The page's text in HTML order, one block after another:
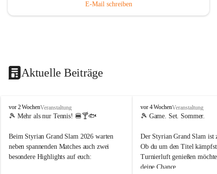
E-Mail schreiben
Aktuelle Beiträge
d
o
t
n
.
vor 2 WochenVeranstaltung
🎾 Mehr als nur Tennis! 🍔🍸🐟
Beim Styrian Grand Slam 2026 warten
neben spannenden Matches auch zwei
besondere Highlights auf euch:
d
o
t
e
n
.
t
vor 4 WochenVeranstaltung
🎾 Game. Set. Sommer.
Der Styrian Grand Slam ist
Ob du um den Titel
Turnierluft genießen
deine Chance.